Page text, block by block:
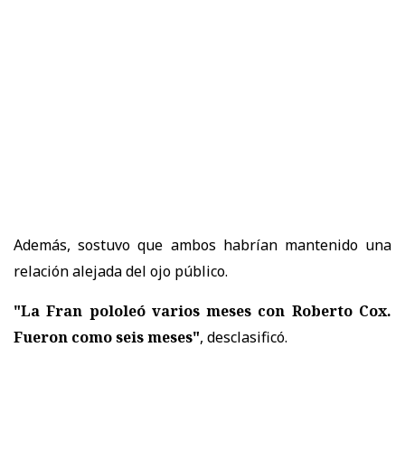
Además, sostuvo que ambos habrían mantenido una
relación alejada del ojo público.
"La Fran pololeó varios meses con Roberto Cox.
Fueron como seis meses", desclasificó.